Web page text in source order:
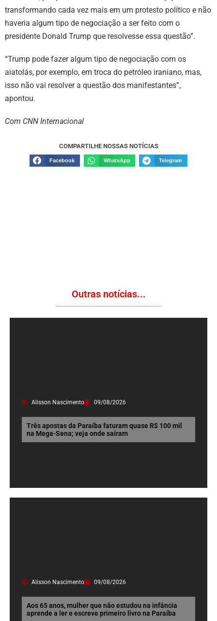
transformando cada vez mais em um protesto político e não
haveria algum tipo de negociação a ser feito com o
presidente Donald Trump que resolvesse essa questão”.
“Trump pode fazer algum tipo de negociação com os
aiatolás, por exemplo, em troca do petróleo iraniano, mas,
isso não vai resolver a questão dos manifestantes”,
apontou.
Com CNN Internacional
COMPARTILHE NOSSAS NOTÍCIAS
Facebook WhatsApp Telegram
Outras notícias...
Alisson Nascimento 09/08/2026
Três apostas da Paraíba faturam quase R$ 100 mil
na Mega-Sena; veja onde saíram
Alisson Nascimento 09/08/2026
Aos 65 anos, mulher que não estudou na infância
aprende a ler e escreve primeiro livro na Paraíba